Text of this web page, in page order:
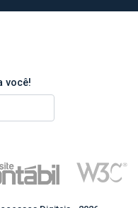
você!